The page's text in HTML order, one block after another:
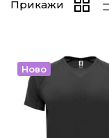
Прикажи
Ново